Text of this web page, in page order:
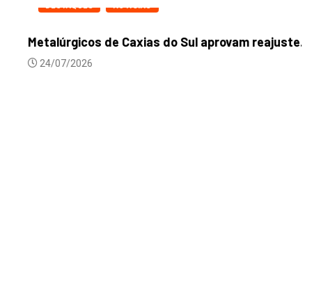
DESTAQUES NOTICIAS
Metalúrgicos de Caxias do Sul aprovam reajuste...
24/07/2026